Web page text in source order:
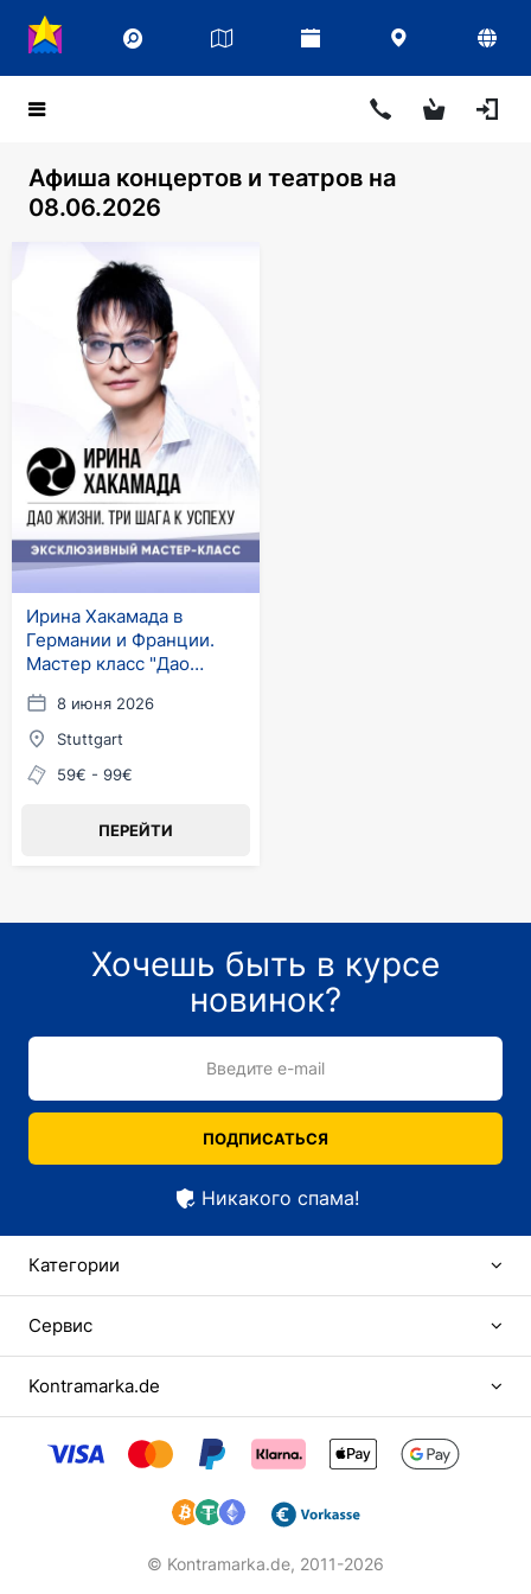
Афиша концертов и театров на
08.06.2026
Ирина Хакамада в
Германии и Франции.
Мастер класс "Дао
8 июня 2026
Stuttgart
59€ - 99€
ПЕРЕЙТИ
Хочешь быть в курсе
новинок?
Введите e-mail
ПОДПИСАТЬСЯ
Никакого спама!
Категории
Сервис
Kontramarka.de
© Kontramarka.de, 2011-2026